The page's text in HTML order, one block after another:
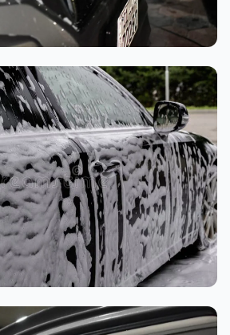
تنظيف داخلي
غسيل رغوي